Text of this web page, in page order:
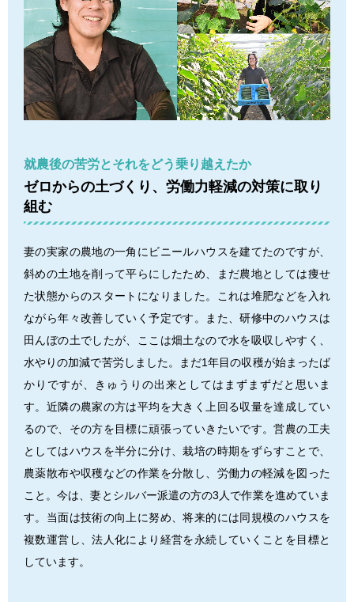
就農後の苦労とそれをどう乗り越えたか
ゼロからの土づくり、労働力軽減の対策に取り
組む
妻の実家の農地の一角にビニールハウスを建てたのですが、
斜めの土地を削って平らにしたため、まだ農地としては痩せ
た状態からのスタートになりました。これは堆肥などを入れ
ながら年々改善していく予定です。また、研修中のハウスは
田んぼの土でしたが、ここは畑土なので水を吸収しやすく、
水やりの加減で苦労しました。まだ1年目の収穫が始まったば
かりですが、きゅうりの出来としてはまずまずだと思いま
す。近隣の農家の方は平均を大きく上回る収量を達成してい
るので、その方を目標に頑張っていきたいです。営農の工夫
としてはハウスを半分に分け、栽培の時期をずらすことで、
農薬散布や収穫などの作業を分散し、労働力の軽減を図った
こと。今は、妻とシルバー派遣の方の3人で作業を進めていま
す。当面は技術の向上に努め、将来的には同規模のハウスを
複数運営し、法人化により経営を永続していくことを目標と
しています。